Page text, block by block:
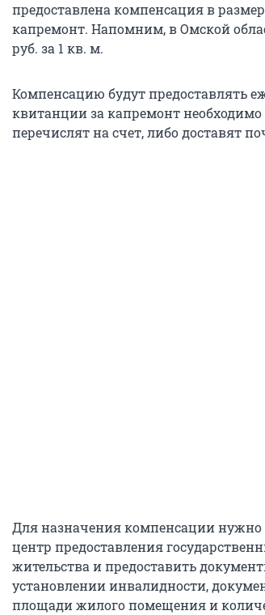
предоставлена компенсация в
капремонт. Напомним, в Омской
руб. за 1 кв. м.
Компенсацию будут предоставлять
квитанции за капремонт
перечислят на счет, либо доставят
Для назначения компенсации
центр предоставления
жительства и предоставить
установлении инвалидности,
площади жилого помещения и